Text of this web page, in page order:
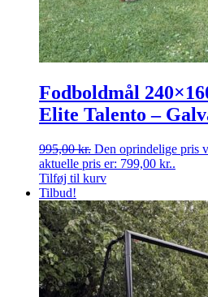
Fodboldmål
Elite Talento –
995,00kr. Den oprindelige pris
aktuelle pris er: 799,00 kr..
Tilføj til kurv
Tilbud!